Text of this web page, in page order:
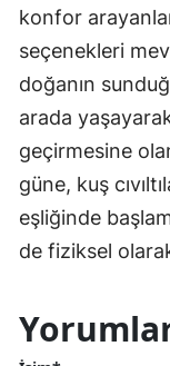
konfor
seçenekleri
doğanın
arada
geçirmesine
güne, kuş
eşliğinde
de fiziksel